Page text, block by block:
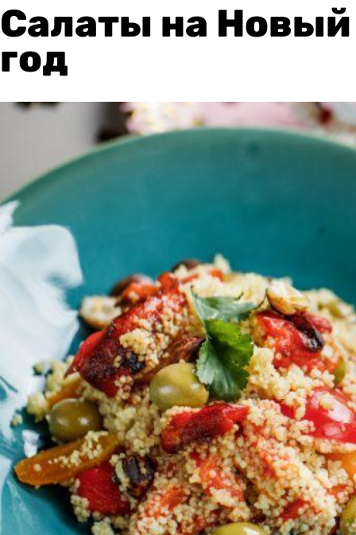
Салаты на Новый
год